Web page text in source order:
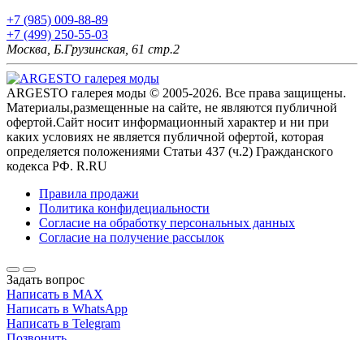
+7 (985) 009-88-89
+7 (499) 250-55-03
Москва, Б.Грузинская, 61 стр.2
ARGESTO галерея моды © 2005-2026. Все права защищены.
Материалы,размещенные на сайте, не являются публичной
офертой.Сайт носит информационный характер и ни при
каких условиях не является публичной офертой, которая
определяется положениями Статьи 437 (ч.2) Гражданского
кодекса РФ. R.RU
Правила продажи
Политика конфидециальности
Согласие на обработку персональных данных
Согласие на получение рассылок
Задать вопрос
Написать в MAX
Написать в WhatsApp
Написать в Telegram